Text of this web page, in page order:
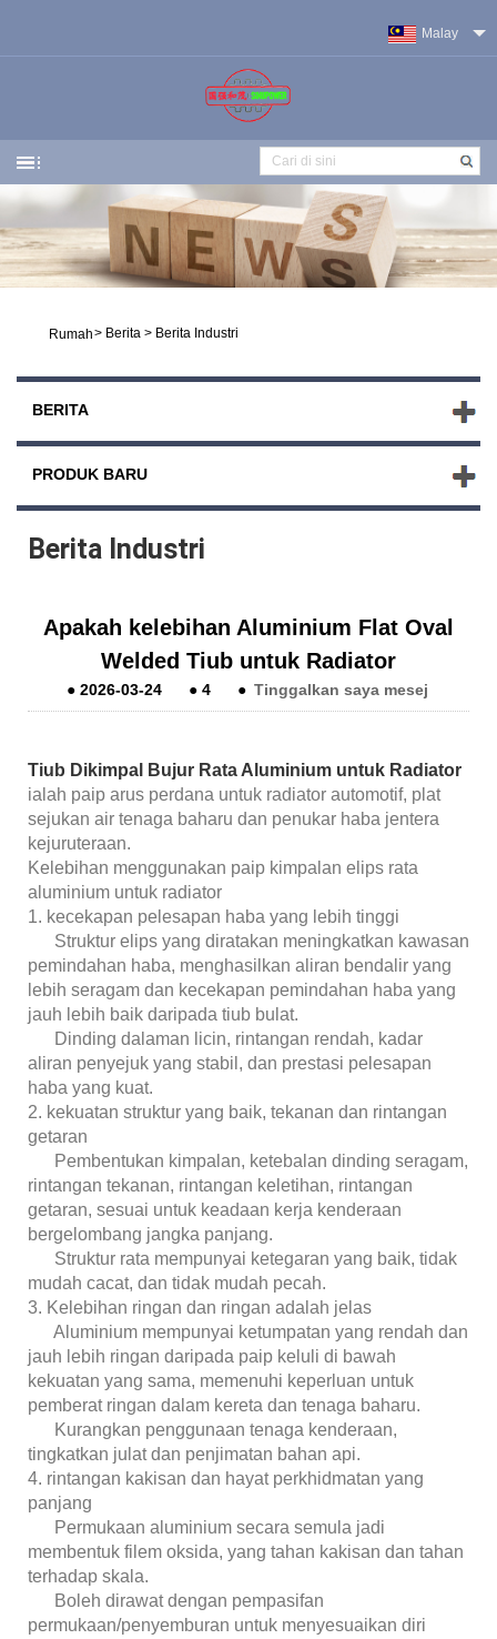
Malay
Rumah> Berita > Berita Industri
BERITA
PRODUK BARU
Berita Industri
Apakah kelebihan Aluminium Flat Oval
Welded Tiub untuk Radiator
● 2026-03-24 ● 4 ● Tinggalkan saya mesej
Tiub Dikimpal Bujur Rata Aluminium untuk Radiator
ialah paip arus perdana untuk radiator automotif, plat
sejukan air tenaga baharu dan penukar haba jentera
kejuruteraan.
Kelebihan menggunakan paip kimpalan elips rata
aluminium untuk radiator
1. kecekapan pelesapan haba yang lebih tinggi
Struktur elips yang diratakan meningkatkan kawasan
pemindahan haba, menghasilkan aliran bendalir yang
lebih seragam dan kecekapan pemindahan haba yang
jauh lebih baik daripada tiub bulat.
Dinding dalaman licin, rintangan rendah, kadar
aliran penyejuk yang stabil, dan prestasi pelesapan
haba yang kuat.
2. kekuatan struktur yang baik, tekanan dan rintangan
getaran
Pembentukan kimpalan, ketebalan dinding seragam,
rintangan tekanan, rintangan keletihan, rintangan
getaran, sesuai untuk keadaan kerja kenderaan
bergelombang jangka panjang.
Struktur rata mempunyai ketegaran yang baik, tidak
mudah cacat, dan tidak mudah pecah.
3. Kelebihan ringan dan ringan adalah jelas
Aluminium mempunyai ketumpatan yang rendah dan
jauh lebih ringan daripada paip keluli di bawah
kekuatan yang sama, memenuhi keperluan untuk
pemberat ringan dalam kereta dan tenaga baharu.
Kurangkan penggunaan tenaga kenderaan,
tingkatkan julat dan penjimatan bahan api.
4. rintangan kakisan dan hayat perkhidmatan yang
panjang
Permukaan aluminium secara semula jadi
membentuk filem oksida, yang tahan kakisan dan tahan
terhadap skala.
Boleh dirawat dengan pempasifan
permukaan/penyemburan untuk menyesuaikan diri